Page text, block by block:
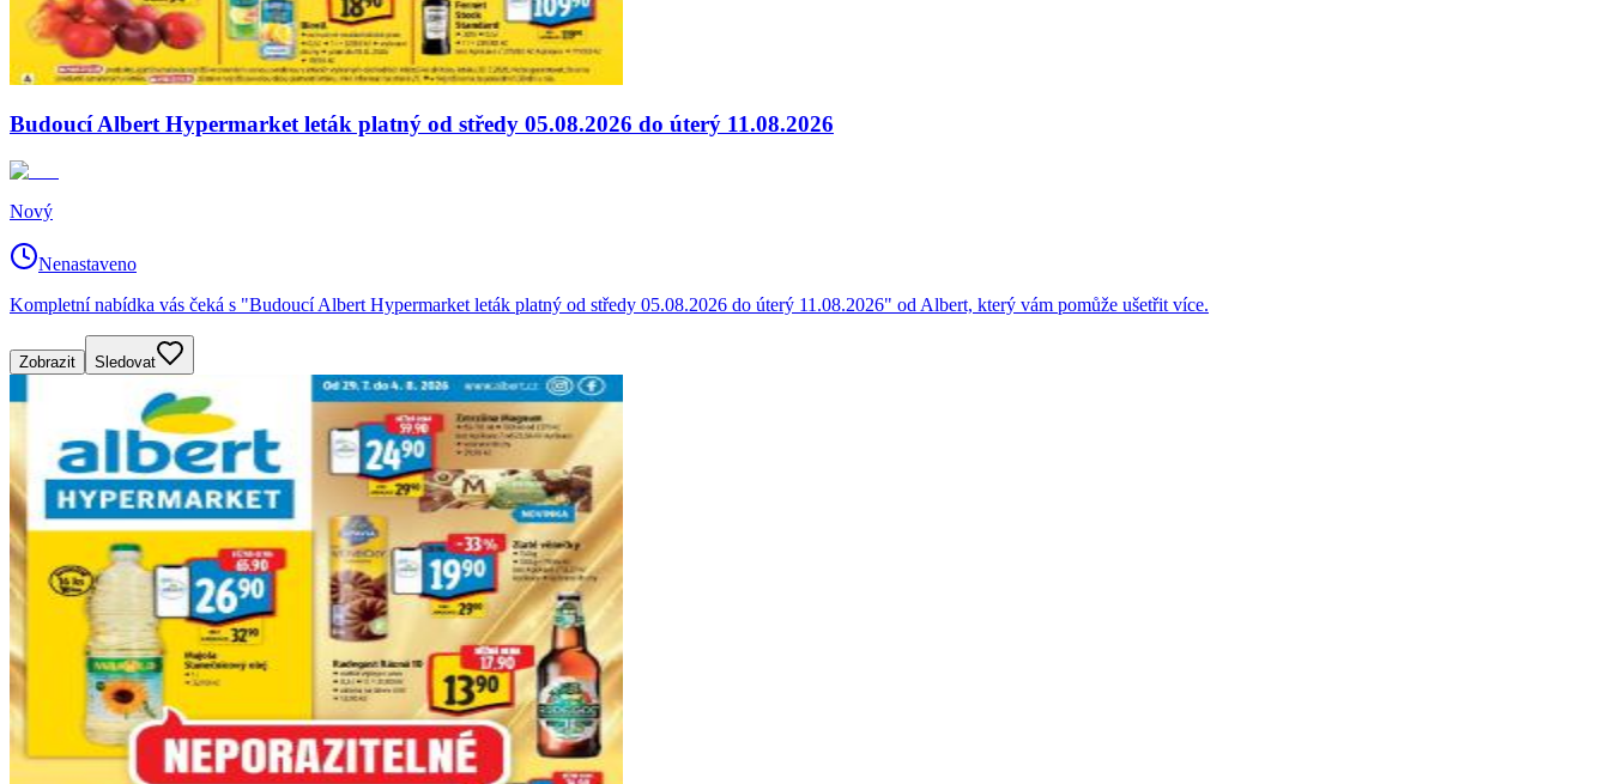
Budoucí Albert Hypermarket leták platný od středy 05.08.2026 do úterý 11.08.2026
Nový
Nenastaveno
Kompletní nabídka vás čeká s "Budoucí Albert Hypermarket leták platný od středy 05.08.2026 do úterý 11.08.2026" od Albert, který vám pomůže ušetřit více.
Zobrazit Sledovat